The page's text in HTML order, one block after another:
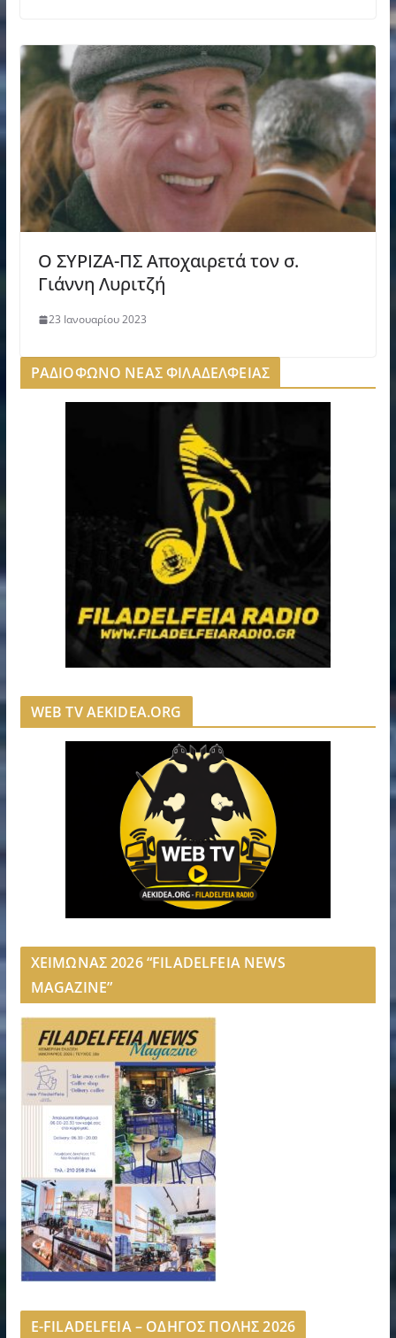
Ο ΣΥΡΙΖΑ-ΠΣ Αποχαιρετά τον σ.
Γιάννη Λυριτζή
23 Ιανουαρίου 2023
ΡΑΔΙΟΦΩΝΟ ΝΕΑΣ ΦΙΛΑΔΕΛΦΕΙΑΣ
WEB TV AEKIDEA.ORG
ΧΕΙΜΩΝΑΣ 2026 “FILADELFEIA NEWS
MAGAZINE”
E-FILADELFEIA – ΟΔΗΓΟΣ ΠΟΛΗΣ 2026